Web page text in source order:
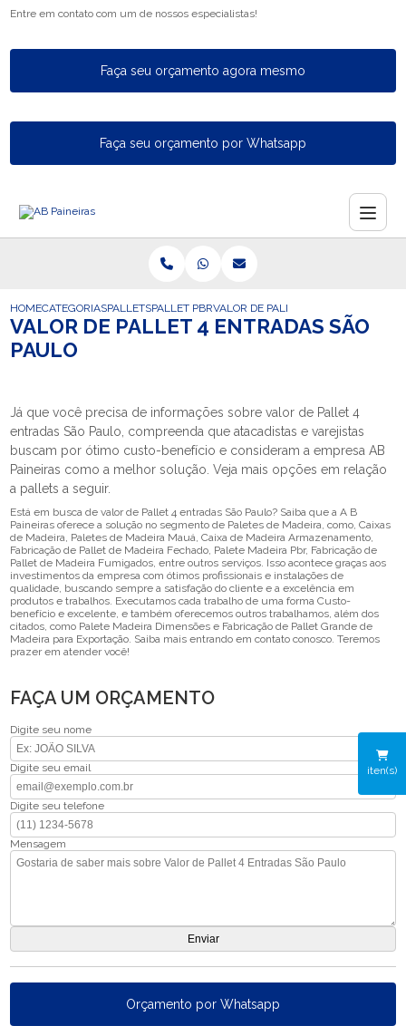
Entre em contato com um de nossos especialistas!
Faça seu orçamento agora mesmo
Faça seu orçamento por Whatsapp
iten(s)
HOMECATEGORIASPALLETSPALLET PBRVALOR DE PALLET 4 ENTRADAS SAO
VALOR DE PALLET 4 ENTRADAS SÃO
PAULO
Já que você precisa de informações sobre valor de Pallet 4
entradas São Paulo, compreenda que atacadistas e varejistas
buscam por ótimo custo-benefício e consideram a empresa AB
Paineiras como a melhor solução. Veja mais opções em relação
a pallets a seguir.
Está em busca de valor de Pallet 4 entradas São Paulo? Saiba que a A B
Paineiras oferece a solução no segmento de Paletes de Madeira, como, Caixas
de Madeira, Paletes de Madeira Mauá, Caixa de Madeira Armazenamento,
Fabricação de Pallet de Madeira Fechado, Palete Madeira Pbr, Fabricação de
Pallet de Madeira Fumigados, entre outros serviços. Isso acontece graças aos
investimentos da empresa com ótimos profissionais e instalações de
qualidade, buscando sempre a satisfação do cliente e a excelência em
produtos e trabalhos. Executamos cada trabalho de uma forma Custo-
benefício e excelente, e também oferecemos outros trabalhamos, além dos
citados, como Palete Madeira Dimensões e Fabricação de Pallet Grande de
Madeira para Exportação. Saiba mais entrando em contato conosco. Teremos
prazer em atender você!
FAÇA UM ORÇAMENTO
Digite seu nome
Digite seu email
Digite seu telefone
Mensagem
Orçamento por Whatsapp